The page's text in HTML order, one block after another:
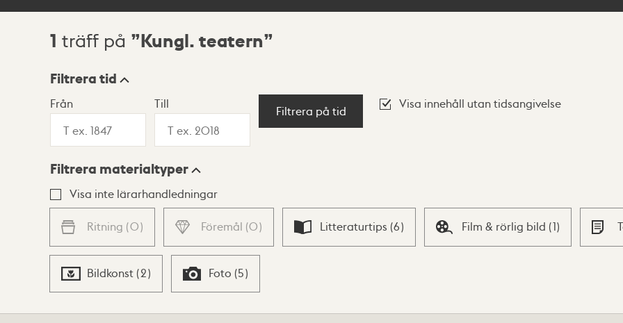
Sökresultat
1 träff på Kungl. teatern
Visningsläge
Lista Karta
Filtrera tid
Från Till
Filtrera på tid
Visa innehåll utan tidsangivelse
Filtrera materialtyper
Visa inte lärarhandledningar
Ritning (0) Föremål (0) Litteraturtips (6) Film & rörlig bild (1)
Bildkonst (2) Foto (5)